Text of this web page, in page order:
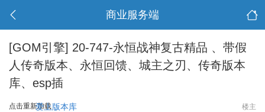
商业服务端
[GOM引擎] 20-747-永恒战神复古精品 、带假
人传奇版本、永恒回馈、城主之刃、传奇版本
库、esp插
点击重新加载 楼主
爱上版本库